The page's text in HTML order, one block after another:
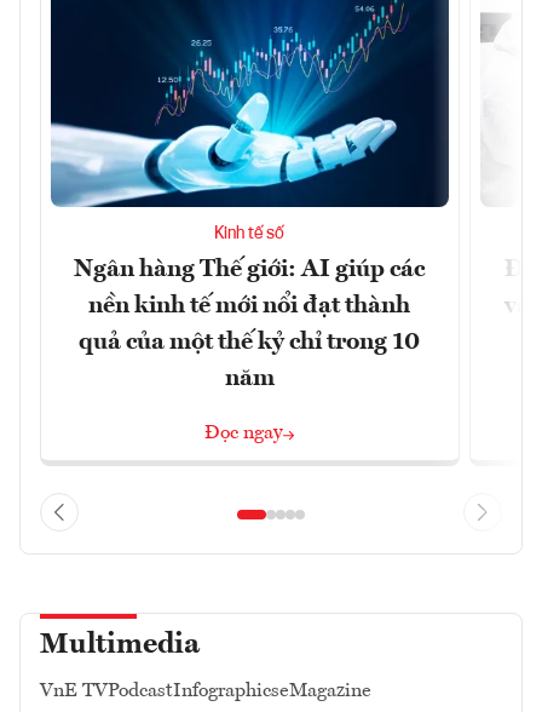
Kinh tế số
Ngân hàng Thế giới: AI giúp các
nền kinh tế mới nổi đạt thành
quả của một thế kỷ chỉ trong 10
năm
Đọc ngay
Multimedia
VnE TVPodcastInfographicseMagazine